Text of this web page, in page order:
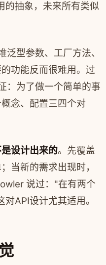
的抽象，未来所有类似
型参数、工厂方法、
功能反而很难用。过
：为了做一个简单的事
念、配置三四个对
设计出来的。先覆盖
当新的需求出现时，
说过："在有两个
API设计尤其适用。